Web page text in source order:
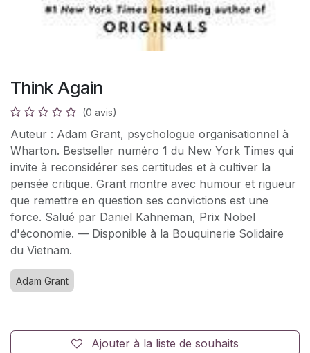
Think Again
(0 avis)
Auteur : Adam Grant, psychologue organisationnel à
Wharton. Bestseller numéro 1 du New York Times qui
invite à reconsidérer ses certitudes et à cultiver la
pensée critique. Grant montre avec humour et rigueur
que remettre en question ses convictions est une
force. Salué par Daniel Kahneman, Prix Nobel
d'économie. — Disponible à la Bouquinerie Solidaire
du Vietnam.
Adam Grant
Ajouter à la liste de souhaits